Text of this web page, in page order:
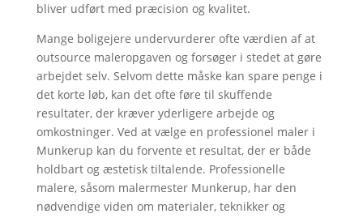
bliver udført med præcision og kvalitet.
Mange boligejere undervurderer ofte værdien af at
outsource maleropgaven og forsøger i stedet at gøre
arbejdet selv. Selvom dette måske kan spare penge i
det korte løb, kan det ofte føre til skuffende
resultater, der kræver yderligere arbejde og
omkostninger. Ved at vælge en professionel maler i
Munkerup kan du forvente et resultat, der er både
holdbart og æstetisk tiltalende. Professionelle
malere, såsom malermester Munkerup, har den
nødvendige viden om materialer, teknikker og